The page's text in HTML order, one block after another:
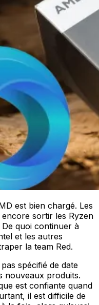
est bien chargé. Les
encore sortir les Ryzen
quoi continuer à
et les autres
la team Red.
spécifié de date
nouveaux produits.
est confiante quand
il est difficile de